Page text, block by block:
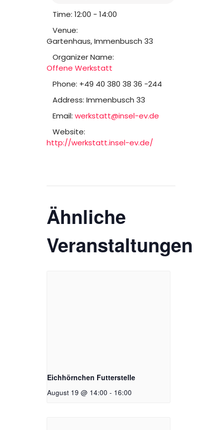
Time: 12:00 - 14:00
Venue:
Gartenhaus, Immenbusch 33
Organizer Name:
Offene Werkstatt
Phone: +49 40 380 38 36 -244
Address: Immenbusch 33
Email: werkstatt@insel-ev.de
Website:
http://werkstatt.insel-ev.de/
Ähnliche
Veranstaltungen
Eichhörnchen Futterstelle
August 19 @ 14:00 - 16:00